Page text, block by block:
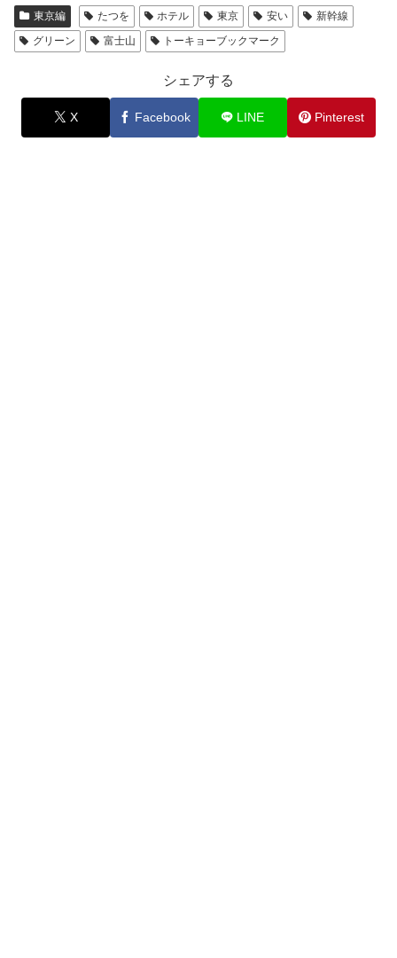
東京編 たつを ホテル 東京 安い
新幹線
グリーン
富士山 トーキョーブックマーク
シェアする
X Facebook LINE Pinterest